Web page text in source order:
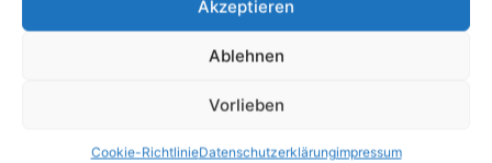
Akzeptieren
Ablehnen
Vorlieben
Cookie-RichtlinieDatenschutzerklärungimpressum